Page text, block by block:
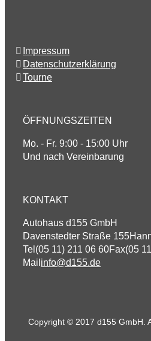
Impressum
Datenschutzerklärung
Tourne
ÖFFNUNGSZEITEN
Mo. - Fr. 9:00 - 15:00 Uhr
Und nach Vereinbarung
KONTAKT
Autohaus d155 GmbH
Davenstedter Straße 155
Tel (05 11) 211 06 60Fax(05
Mail info@d155.de
Copyright © 2017 d155 GmbH.